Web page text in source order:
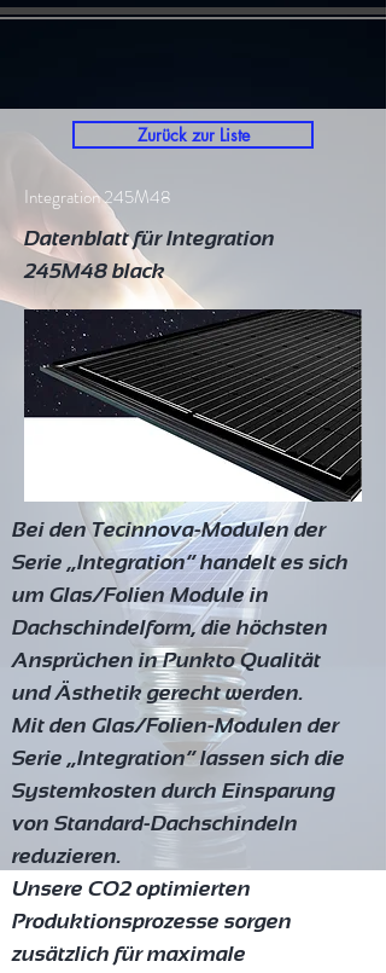
Zurück zur Liste
Integration 245M48
Datenblatt für Integration
245M48 black
Bei den Tecinnova-Modulen der
Serie „Integration“ handelt es sich
um Glas/Folien Module in
Dachschindelform, die höchsten
Ansprüchen in Punkto Qualität
und Ästhetik gerecht werden.
Mit den Glas/Folien-Modulen der
Serie „Integration“ lassen sich die
Systemkosten durch Einsparung
von Standard-Dachschindeln
reduzieren.
Unsere CO2 optimierten
Produktionsprozesse sorgen
zusätzlich für maximale